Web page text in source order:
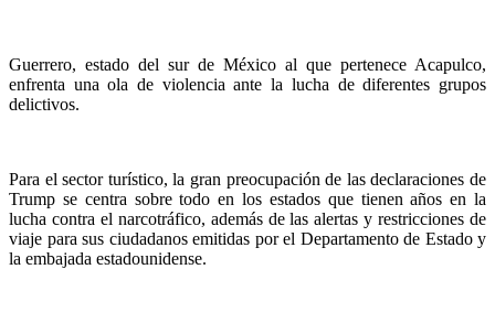
Guerrero, estado del sur de México al que pertenece Acapulco,
enfrenta una ola de violencia ante la lucha de diferentes grupos
delictivos.
Para el sector turístico, la gran preocupación de las declaraciones de
Trump se centra sobre todo en los estados que tienen años en la
lucha contra el narcotráfico, además de las alertas y restricciones de
viaje para sus ciudadanos emitidas por el Departamento de Estado y
la embajada estadounidense.